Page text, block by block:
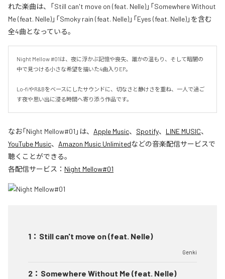
れた楽曲は、「Still can't move on (feat. Nelle)」「Somewhere Without
Me (feat. Nelle)」「Smoky rain (feat. Nelle)」「Eyes (feat. Nelle)」を含む
全4曲となっている。
Night Mellow #01は、夜に浮かぶ記憶や喪失、誰かの温もり、そして暗闇の
中で見つける小さな希望を描いた4曲入りEP。
Lo-fiやR&Bをベースにしたサウンドに、切なさと静けさを重ね、一人で過ご
す夜や思い出に浸る時間へ寄り添う作品です。
なお「Night Mellow#01 」は、 Apple Music、 Spotify、 LINE MUSIC、
YouTube Music、 Amazon Music Unlimitedなどの音楽配信サービスで
聴くことができる。
各配信サービス： Night Mellow#01
1 ： Still can't move on (feat. Nelle)
Genki
2 ： Somewhere Without Me (feat. Nelle)